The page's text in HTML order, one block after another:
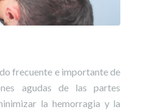
frecuente e importante de
agudas de las partes
la hemorragia y la